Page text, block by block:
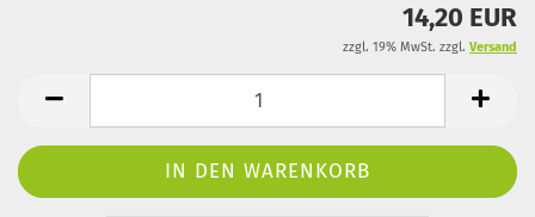
14,20 EUR
zzgl. 19% MwSt. zzgl. Versand